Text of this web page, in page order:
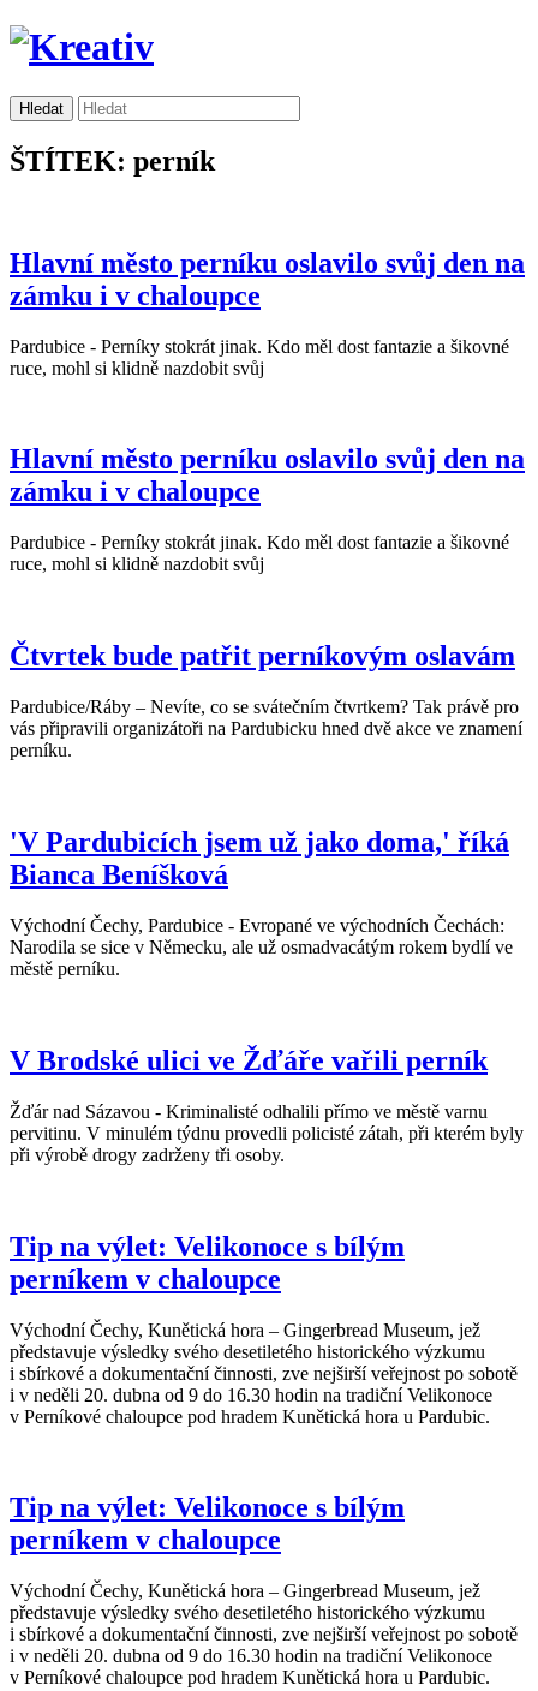
ŠTÍTEK: perník
Hlavní město perníku oslavilo svůj den na
zámku i v chaloupce
Pardubice - Perníky stokrát jinak. Kdo měl dost fantazie a šikovné
ruce, mohl si klidně nazdobit svůj
Hlavní město perníku oslavilo svůj den na
zámku i v chaloupce
Pardubice - Perníky stokrát jinak. Kdo měl dost fantazie a šikovné
ruce, mohl si klidně nazdobit svůj
Čtvrtek bude patřit perníkovým oslavám
Pardubice/Ráby – Nevíte, co se svátečním čtvrtkem? Tak právě pro
vás připravili organizátoři na Pardubicku hned dvě akce ve znamení
perníku.
'V Pardubicích jsem už jako doma,' říká
Bianca Beníšková
Východní Čechy, Pardubice - Evropané ve východních Čechách:
Narodila se sice v Německu, ale už osmadvacátým rokem bydlí ve
městě perníku.
V Brodské ulici ve Žďáře vařili perník
Žďár nad Sázavou - Kriminalisté odhalili přímo ve městě varnu
pervitinu. V minulém týdnu provedli policisté zátah, při kterém byly
při výrobě drogy zadrženy tři osoby.
Tip na výlet: Velikonoce s bílým
perníkem v chaloupce
Východní Čechy, Kunětická hora – Gingerbread Museum, jež
představuje výsledky svého desetiletého historického výzkumu
i sbírkové a dokumentační činnosti, zve nejširší veřejnost po sobotě
i v neděli 20. dubna od 9 do 16.30 hodin na tradiční Velikonoce
v Perníkové chaloupce pod hradem Kunětická hora u Pardubic.
Tip na výlet: Velikonoce s bílým
perníkem v chaloupce
Východní Čechy, Kunětická hora – Gingerbread Museum, jež
představuje výsledky svého desetiletého historického výzkumu
i sbírkové a dokumentační činnosti, zve nejširší veřejnost po sobotě
i v neděli 20. dubna od 9 do 16.30 hodin na tradiční Velikonoce
v Perníkové chaloupce pod hradem Kunětická hora u Pardubic.